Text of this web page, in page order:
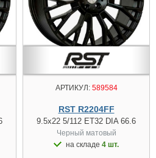
АРТИКУЛ:589584
RST R2204FF
9.5x22 5/112 ET32 DIA 66.6
Черный матовый
на складе 4 шт.